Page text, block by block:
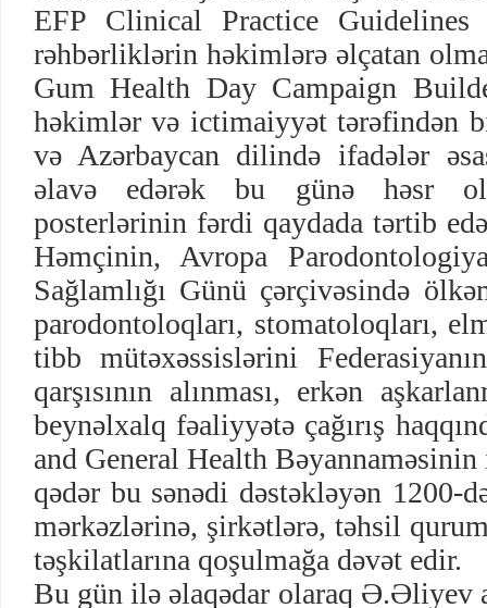
EFP Clinical Practice
rəhbərliklərin həkimlərə əlçatan
Gum Health Day Campaign
həkimlər və ictimaiyyət tərəfindən
və Azərbaycan dilində ifadələr
əlavə edərək bu günə həsr
posterlərinin fərdi qaydada tərtib
Həmçinin, Avropa
Sağlamlığı Günü çərçivəsində
parodontoloqları, stomatoloqları,
tibb mütəxəssislərini
qarşısının alınması, erkən
beynəlxalq fəaliyyətə çağırış
and General Health
qədər bu sənədi dəstəkləyən 1200-
mərkəzlərinə, şirkətlərə, təhsil
təşkilatlarına qoşulmağa dəvət edir.
Bu gün ilə əlaqədar olaraq Ə.Əliyev